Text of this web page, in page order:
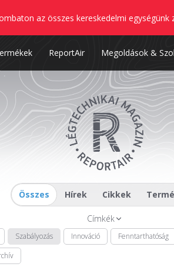
az összes kereskedelmi egységünk
ReportAir Megoldások &
Összes Hírek Cikkek
Címkék
Szabályozás Innováció Fenntarthatóság